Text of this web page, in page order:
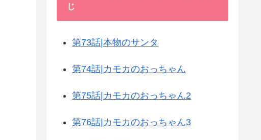
じ
第73話|本物のサンタ
第74話|カモカのおっちゃん
第75話|カモカのおっちゃん2
第76話|カモカのおっちゃん3